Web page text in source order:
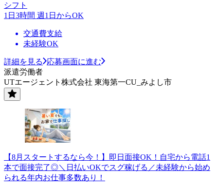
シフト
1日3時間 週1日からOK
交通費支給
未経験OK
詳細を見る
応募画面に進む
派遣労働者
UTエージェント株式会社 東海第一CU_みよし市
【8月スタートするなら今！】即日面接OK！自宅から電話1
本で面接完了◎＼日払いOKでスグ稼げる／未経験から始め
られる年内お仕事多数あり！